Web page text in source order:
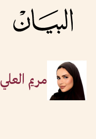
مريم العلي